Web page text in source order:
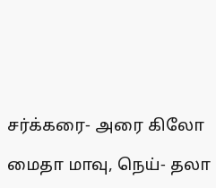
சர்க்கரை- அரை கிலோ
மைதா மாவு, நெய்-